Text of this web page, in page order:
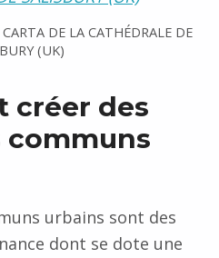
DE LA CATHÉDRALE DE
(UK)
créer des
communs
urbains sont des
dont se dote une